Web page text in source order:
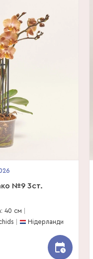
№9 3ст.
40 см
Нідерланди